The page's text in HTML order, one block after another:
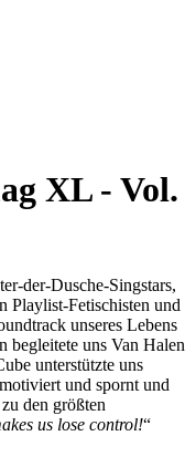
XL - Vol.
der-Dusche-Singstars,
Playlist-Fetischisten und
unseres Lebens
begleitete uns Van Halen
unterstützte uns
und spornt und
den größten
us lose control!“